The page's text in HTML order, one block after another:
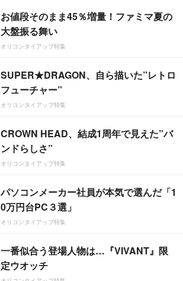
お値段そのまま45％増量！ファミマ夏の
大盤振る舞い
オリコンタイアップ特集
SUPER★DRAGON、自ら描いた”レトロ
フューチャー”
オリコンタイアップ特集
CROWN HEAD、結成1周年で見えた”バ
ンドらしさ”
オリコンタイアップ特集
パソコンメーカー社員が本気で選んだ「1
0万円台PC３選」
オリコンタイアップ特集
一番似合う登場人物は…『VIVANT』限
定ウオッチ